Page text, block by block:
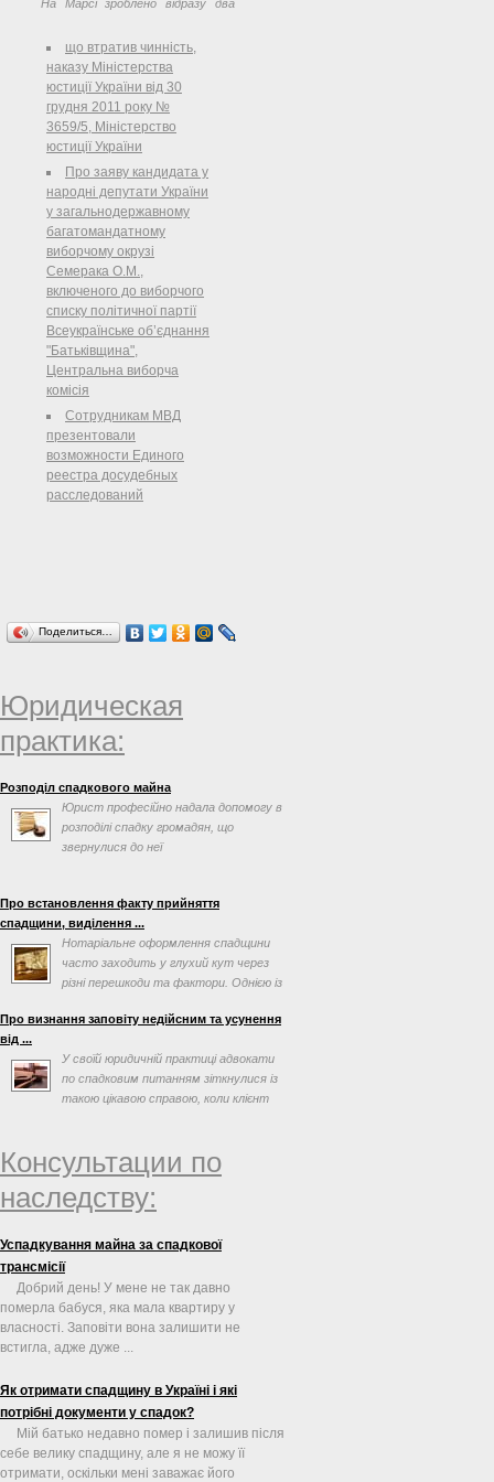
На Марсі зроблено відразу два
про наявність на планеті в
минулому розвиненою
гідросистеми, яка могла призвести
до зародження життя.
що втратив чинність,
наказу Міністерства
юстиції України від 30
грудня 2011 року №
3659/5, Міністерство
юстиції України
Про заяву кандидата у
народні депутати України
у загальнодержавному
багатомандатному
виборчому окрузі
Семерака О.М.,
включеного до виборчого
списку політичної партії
Всеукраїнське об’єднання
"Батьківщина",
Центральна виборча
комісія
Сотрудникам МВД
презентовали
возможности Единого
реестра досудебных
расследований
Поделиться…
Юридическая
практика:
Розподіл спадкового майна
Юрист професійно надала допомогу в
розподілі спадку громадян, що
звернулися до неї
Про встановлення факту прийняття
спадщини, виділення ...
Нотаріальне оформлення спадщини
часто заходить у глухий кут через
різні перешкоди та фактори. Однією із
Про визнання заповіту недійсним та усунення
від ...
У своїй юридичній практиці адвокати
по спадковим питанням зіткнулися із
такою цікавою справою, коли клієнт
Консультации по
наследству:
Успадкування майна за спадкової
трансмісії
Добрий день! У мене не так давно
померла бабуся, яка мала квартиру у
власності. Заповіти вона залишити не
встигла, адже дуже ...
Як отримати спадщину в Україні і які
потрібні документи у спадок?
Мій батько недавно помер і залишив після
себе велику спадщину, але я не можу її
отримати, оскільки мені заважає його